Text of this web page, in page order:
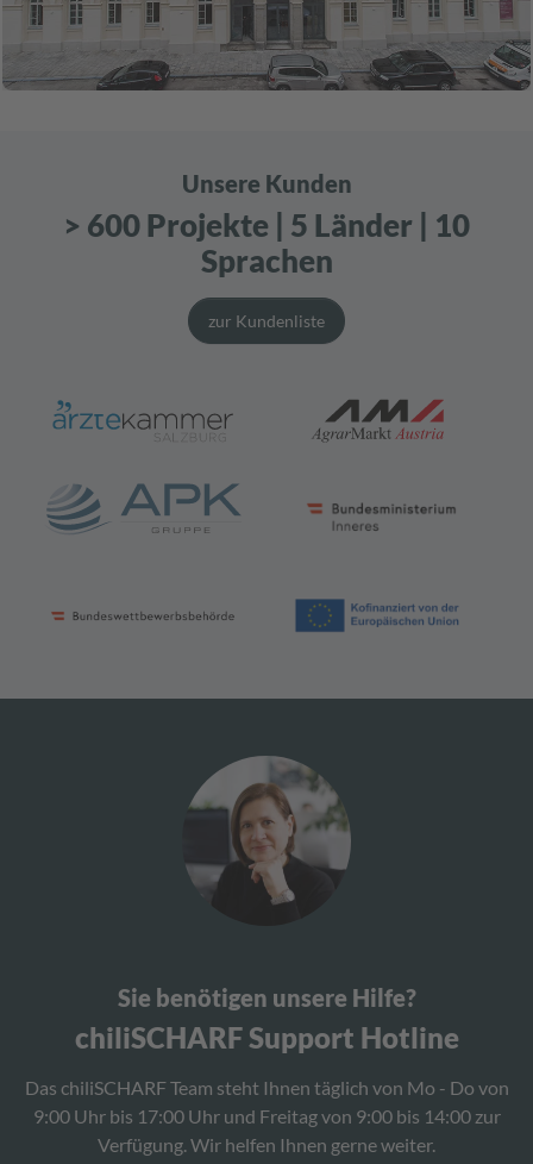
Unsere Kunden
> 600 Projekte | 5 Länder | 10
Sprachen
zur Kundenliste
Sie benötigen unsere Hilfe?
chiliSCHARF Support Hotline
Das chiliSCHARF Team steht Ihnen täglich von Mo - Do von
9:00 Uhr bis 17:00 Uhr und Freitag von 9:00 bis 14:00 zur
Verfügung. Wir helfen Ihnen gerne weiter.